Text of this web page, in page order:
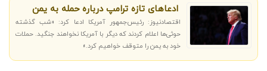
ادعاهای تازه ترامپ درباره حمله به یمن
اقتصادنیوز: رئیس‌جمهور آمریکا ادعا کرد: «شب گذشته
حوثی‌ها اعلام کردند که دیگر با آمریکا نخواهند جنگید. حملات
خود به یمن را متوقف خواهیم کرد.»